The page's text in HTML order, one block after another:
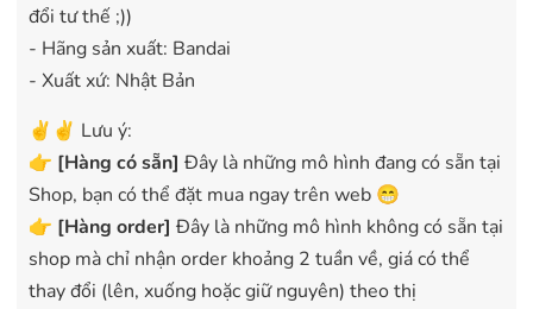
đổi tư thế ;))
- Hãng sản xuất: Bandai
- Xuất xứ: Nhật Bản
✌️✌️ Lưu ý:
👉 [Hàng có sẵn] Đây là những mô hình đang có sẵn tại
Shop, bạn có thể đặt mua ngay trên web 😁
👉 [Hàng order] Đây là những mô hình không có sẵn tại
shop mà chỉ nhận order khoảng 2 tuần về, giá có thể
thay đổi (lên, xuống hoặc giữ nguyên) theo thị